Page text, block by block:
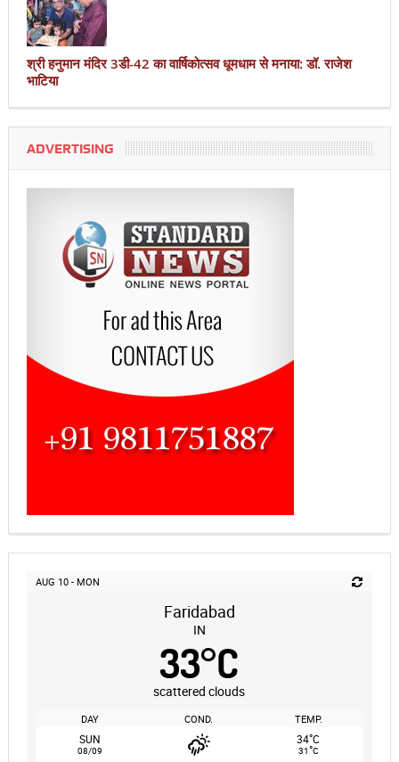
श्री हनुमान मंदिर 3डी-42 का वार्षिकोत्सव धूमधाम से मनाया: डॉ. राजेश
भाटिया
ADVERTISING
AUG 10 - MON
Faridabad
IN
33°C
scattered clouds
DAY COND. TEMP.
SUN
08/09
34°C
31°C